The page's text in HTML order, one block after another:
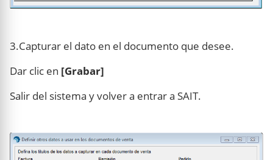
3.Capturar el dato en el documento que desee.
Dar clic en [Grabar]
Salir del sistema y volver a entrar a SAIT.